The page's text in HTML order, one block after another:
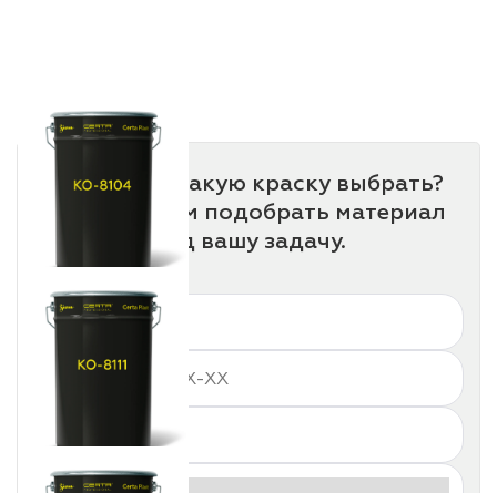
Не знаете, какую краску выбрать?
Мы поможем подобрать материал
под вашу задачу.